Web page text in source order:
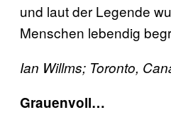
und laut der Legende
Menschen lebendig
Ian Willms; Toronto,
Grauenvoll…